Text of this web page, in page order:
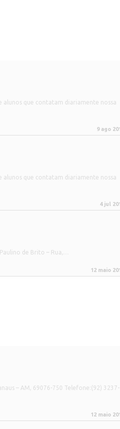
alunos que contatam diariamente nossa
9 ago
alunos que contatam diariamente nossa
4 jul
de Brito – Rua,…
12 maio
– AM, 69076-750 Telefone:(92) 3237-
12 maio